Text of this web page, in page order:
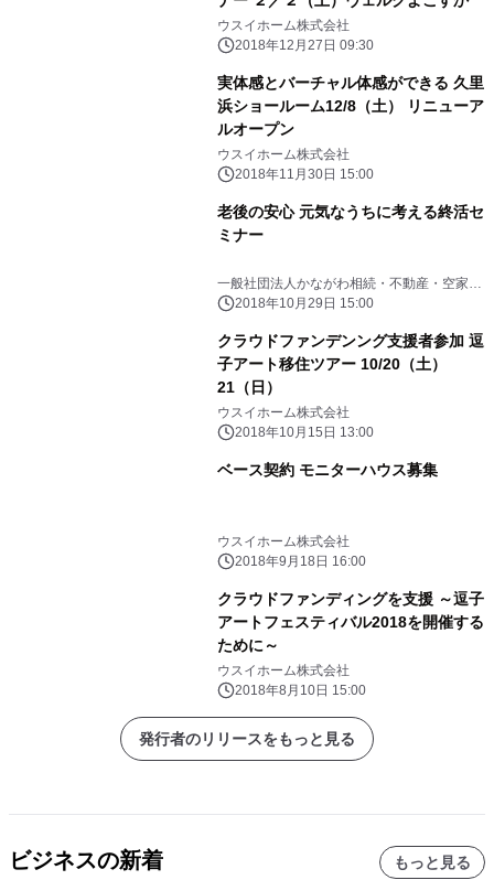
ウスイホーム株式会社
2018年12月27日 09:30
実体感とバーチャル体感ができる 久里
浜ショールーム12/8（土） リニューア
ルオープン
ウスイホーム株式会社
2018年11月30日 15:00
老後の安心 元気なうちに考える終活セ
ミナー
一般社団法人かながわ相続・不動産・空家相
談センター
2018年10月29日 15:00
クラウドファンデンング支援者参加 逗
子アート移住ツアー 10/20（土）
21（日）
ウスイホーム株式会社
2018年10月15日 13:00
ベース契約 モニターハウス募集
ウスイホーム株式会社
2018年9月18日 16:00
クラウドファンディングを支援 ～逗子
アートフェスティバル2018を開催する
ために～
ウスイホーム株式会社
2018年8月10日 15:00
発行者のリリースをもっと見る
ビジネスの新着 もっと見る